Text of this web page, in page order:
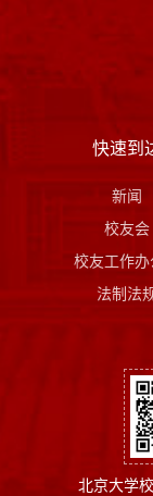
快速到
新闻
校友会
校友工作办
法制法
北京大学